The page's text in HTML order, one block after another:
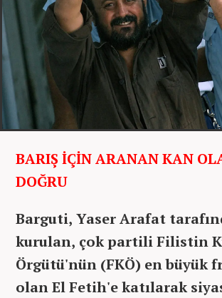
BARIŞ İÇİN ARANAN KAN
DOĞRU
Barguti, Yaser Arafat
kurulan, çok partili Filistin
Örgütü'nün (FKÖ) en büyük
olan El Fetih'e katılarak